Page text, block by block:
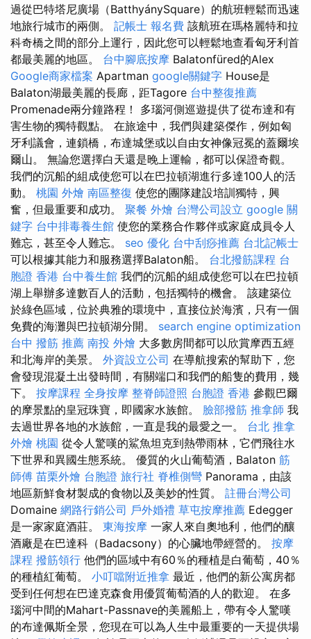
過從巴特塔尼廣場（BatthyánySquare）的航班輕鬆而迅速
地旅行城市的兩側。 記帳士 報名費 該航班在瑪格麗特和拉
科奇橋之間的部分上運行，因此您可以輕鬆地查看匈牙利首
都最美麗的地區。 台中腳底按摩 Balatonfüred的Alex
Google商家檔案 Apartman google關鍵字 House是
Balaton湖最美麗的長廊，距Tagore 台中整復推薦
Promenade兩分鐘路程！ 多瑙河側巡遊提供了從布達和有
害生物的獨特觀點。 在旅途中，我們與建築傑作，例如匈
牙利議會，連鎖橋，布達城堡或以自由女神像冠冕的蓋爾埃
爾山。 無論您選擇白天還是晚上運輸，都可以保證奇觀。
我們的沉船的組成使您可以在巴拉頓湖進行多達100人的活
動。 桃園 外燴 南區整復 使您的團隊建設培訓獨特，興
奮，但最重要和成功。 聚餐 外燴 台灣公司設立 google 關
鍵字 台中排毒養生館 使您的業務合作夥伴或家庭成員令人
難忘，甚至令人難忘。 seo 優化 台中刮痧推薦 台北記帳士
可以根據其能力和服務選擇Balaton船。 台北撥筋課程 台
胞證 香港 台中養生館 我們的沉船的組成使您可以在巴拉頓
湖上舉辦多達數百人的活動，包括獨特的機會。 該建築位
於綠色區域，位於典雅的環境中，直接位於海濱，只有一個
免費的海灘與巴拉頓湖分開。 search engine optimization
台中 撥筋 推薦 南投 外燴 大多數房間都可以欣賞摩西五經
和北海岸的美景。 外資設立公司 在導航搜索的幫助下，您
會發現混凝土出發時間，有關端口和我們的船隻的費用，幾
下。 按摩課程 全身按摩 整脊師證照 台胞證 香港 參觀巴爾
的摩景點的皇冠珠寶，即國家水族館。 臉部撥筋 推拿師 我
去過世界各地的水族館，一直是我的最愛之一。 台北 推拿
外燴 桃園 從令人驚嘆的鯊魚坦克到熱帶雨林，它們飛往水
下世界和異國生態系統。 優質的火山葡萄酒，Balaton 筋
師傅 苗栗外燴 台胞證 旅行社 脊椎側彎 Panorama，由該
地區新鮮食材製成的食物以及美妙的性質。 註冊台灣公司
Domaine 網路行銷公司 戶外婚禮 草屯按摩推薦 Edegger
是一家家庭酒莊。 東海按摩 一家人來自奧地利，他們的釀
酒廠是在巴達科（Badacsony）的心臟地帶經營的。 按摩
課程 撥筋領行 他們的區域中有60％的種植是白葡萄，40％
的種植紅葡萄。 小叮噹附近推拿 最近，他們的新公寓房都
受到任何想在巴達克森食用優質葡萄酒的人的歡迎。 在多
瑙河中間的Mahart-Passnave的美麗船上，帶有令人驚嘆
的布達佩斯全景，您現在可以為人生中最重要的一天提供場